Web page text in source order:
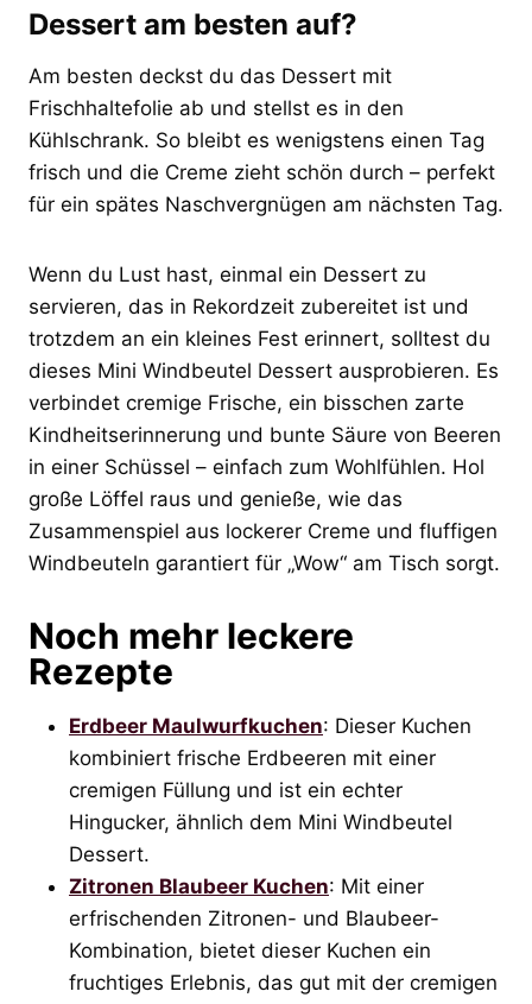
Dessert am besten auf?
Am besten deckst du das Dessert mit
Frischhaltefolie ab und stellst es in den
Kühlschrank. So bleibt es wenigstens einen Tag
frisch und die Creme zieht schön durch – perfekt
für ein spätes Naschvergnügen am nächsten Tag.
Wenn du Lust hast, einmal ein Dessert zu
servieren, das in Rekordzeit zubereitet ist und
trotzdem an ein kleines Fest erinnert, solltest du
dieses Mini Windbeutel Dessert ausprobieren. Es
verbindet cremige Frische, ein bisschen zarte
Kindheitserinnerung und bunte Säure von Beeren
in einer Schüssel – einfach zum Wohlfühlen. Hol
große Löffel raus und genieße, wie das
Zusammenspiel aus lockerer Creme und fluffigen
Windbeuteln garantiert für „Wow“ am Tisch sorgt.
Noch mehr leckere
Rezepte
Erdbeer Maulwurfkuchen: Dieser Kuchen
kombiniert frische Erdbeeren mit einer
cremigen Füllung und ist ein echter
Hingucker, ähnlich dem Mini Windbeutel
Dessert.
Zitronen Blaubeer Kuchen: Mit einer
erfrischenden Zitronen- und Blaubeer-
Kombination, bietet dieser Kuchen ein
fruchtiges Erlebnis, das gut mit der cremigen